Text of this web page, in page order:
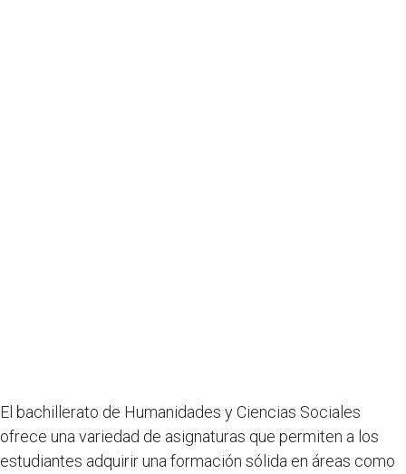
El bachillerato de Humanidades y Ciencias Sociales
ofrece una variedad de asignaturas que permiten a los
estudiantes adquirir una formación sólida en áreas como